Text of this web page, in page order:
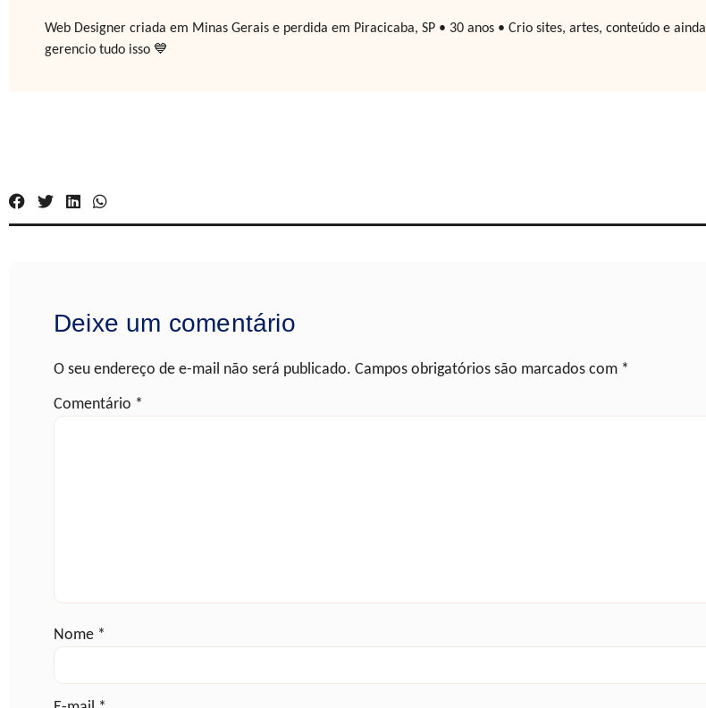
Web Designer criada em Minas Gerais e perdida em Piracicaba, SP • 30 anos • Crio sites, artes, conteúdo e ainda
gerencio tudo isso 💙
Deixe um comentário
O seu endereço de e-mail não será publicado. Campos obrigatórios são marcados com *
Comentário *
Nome *